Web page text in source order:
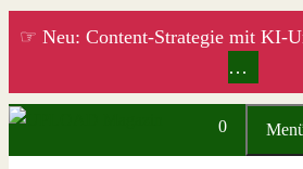
Zum
☞ Neu: Content-Strategie mit KI-
…
0